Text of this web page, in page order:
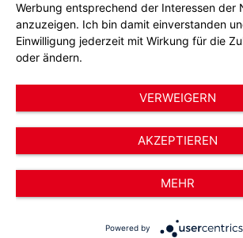
Hinweisgeber*innensystem
Cookie-Einstellungen
© 2026 AWO Düsseldorf –
Werbung entsprechend der Interessen der
anzuzeigen. Ich bin damit einverstanden
Einwilligung jederzeit mit Wirkung für die
oder ändern.
VERWEIGERN
AKZEPTIEREN
MEHR
Powered by